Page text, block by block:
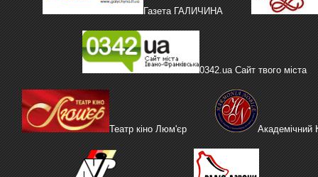
Газета ГАЛИЧИНА
0342.ua Сайт твого міста
Театр кіно Люм'єр Академічний